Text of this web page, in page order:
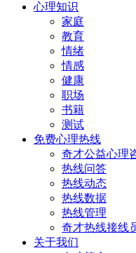
心理知识
家庭
教育
情绪
情感
健康
职场
书籍
测试
免费心理热线
奇才公益心理
热线问答
热线动态
热线数据
热线管理
奇才热线接线
关于我们